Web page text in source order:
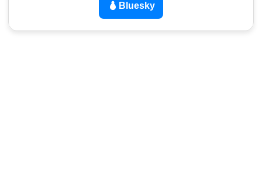
Bluesky